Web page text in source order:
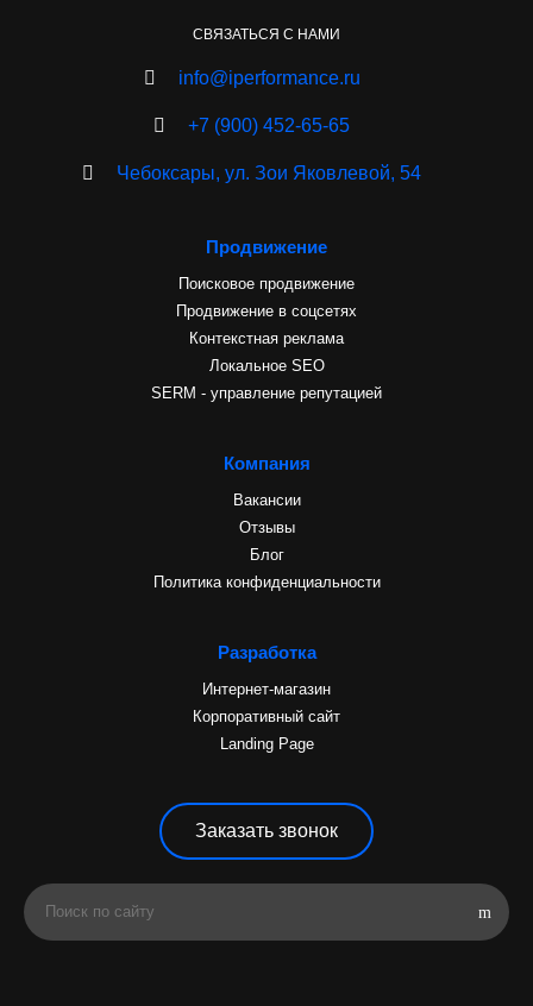
СВЯЗАТЬСЯ С НАМИ
info@iperformance.ru
+7 (900) 452-65-65
Чебоксары, ул. Зои Яковлевой, 54
Продвижение
Поисковое продвижение
Продвижение в соцсетях
Контекстная реклама
Локальное SEO
SERM - управление репутацией
Компания
Вакансии
Отзывы
Блог
Политика конфиденциальности
Разработка
Интернет-магазин
Корпоративный сайт
Landing Page
Заказать звонок